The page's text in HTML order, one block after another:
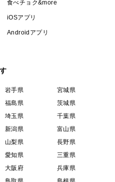
食べチョク&more
iOSアプリ
Androidアプリ
岩手県
宮城県
福島県
茨城県
埼玉県
千葉県
新潟県
富山県
山梨県
長野県
愛知県
三重県
大阪府
兵庫県